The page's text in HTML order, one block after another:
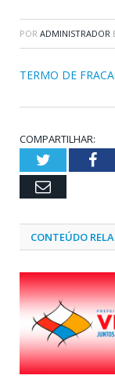
POR ADMINISTRADOR
TERMO DE
COMPARTILHAR:
Twitter
Email
CONTEÚDO